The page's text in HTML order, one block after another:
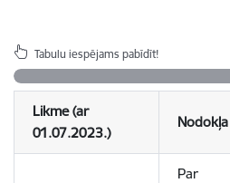
Tabulu iespējams pabīdīt!
Likme(ar
01.07.2023.)
Par